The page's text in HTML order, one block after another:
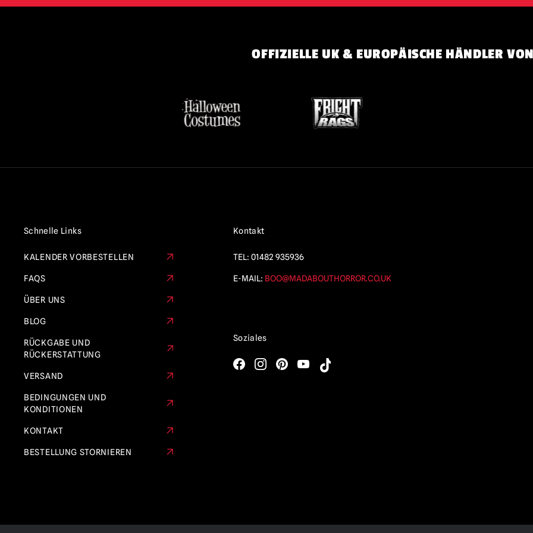
OFFIZIELLE UK & EUROPÄISCHE HÄNDLER
Schnelle Links
KALENDER VORBESTELLEN
FAQS
ÜBER UNS
BLOG
RÜCKGABE UND
RÜCKERSTATTUNG
VERSAND
BEDINGUNGEN UND
KONDITIONEN
KONTAKT
BESTELLUNG STORNIEREN
Kontakt
TEL: 01482 935936
E-MAIL: BOO@MADABOUTHORROR.CO.UK
Soziales